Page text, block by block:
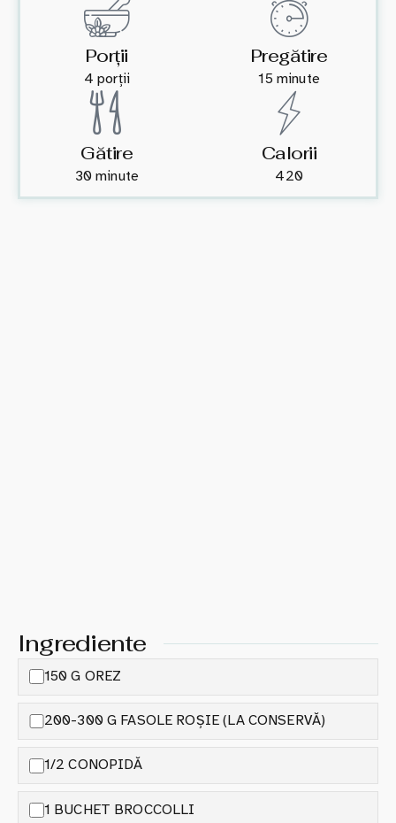
Porții
4 porții
Pregătire
15 minute
Gătire
30 minute
Calorii
420
Ingrediente
150 G OREZ
200-300 G FASOLE ROȘIE (LA CONSERVĂ)
1/2 CONOPIDĂ
1 BUCHET BROCCOLLI